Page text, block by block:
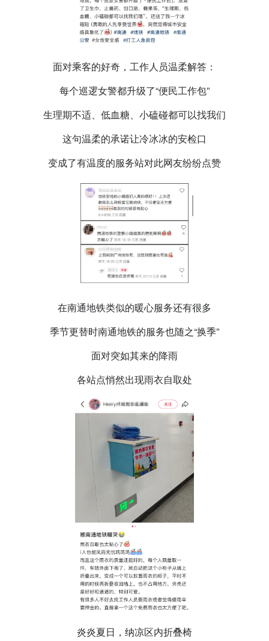
面对乘客的好奇，工作人员温柔解答：
每个巡逻女警都升级了“便民工作包”
生理期不适、低血糖、小磕碰都可以找我们
这句温柔的承诺让冷冰冰的安检口
变成了有温度的服务站对此网友纷纷点赞
在南通地铁类似的暖心服务还有很多
季节更替时南通地铁的服务也随之“换季”
面对突如其来的降雨
各站点悄然出现雨衣自取处
炎炎夏日，纳凉区内折叠椅